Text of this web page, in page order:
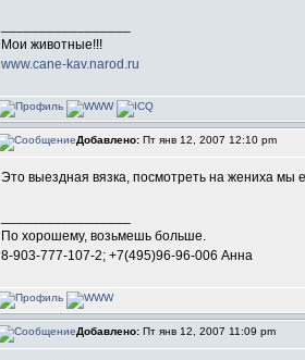
Мои животные!!!
www.cane-kav.narod.ru
Добавлено: Пт янв 12, 2007 12:10 pm
Это выездная вязка, посмотреть на жениха мы
По хорошему, возьмешь больше.
8-903-777-107-2; +7(495)96-96-006 Анна
Добавлено: Пт янв 12, 2007 11:09 pm